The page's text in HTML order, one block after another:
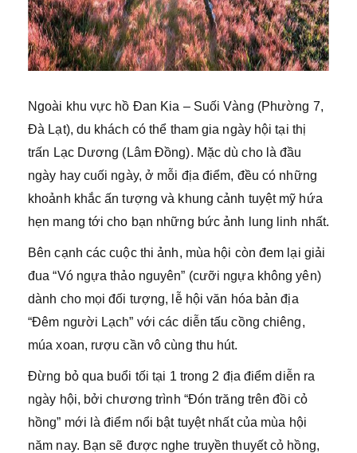
Ngoài khu vực hồ Đan Kia – Suối Vàng (Phường 7,
Đà Lạt), du khách có thể tham gia ngày hội tại thị
trấn Lạc Dương (Lâm Đồng). Mặc dù cho là đầu
ngày hay cuối ngày, ở mỗi địa điểm, đều có những
khoảnh khắc ấn tượng và khung cảnh tuyệt mỹ hứa
hẹn mang tới cho bạn những bức ảnh lung linh nhất.
Bên cạnh các cuộc thi ảnh, mùa hội còn đem lại giải
đua “Vó ngựa thảo nguyên” (cưỡi ngựa không yên)
dành cho mọi đối tượng, lễ hội văn hóa bản địa
“Đêm người Lạch” với các diễn tấu cồng chiêng,
múa xoan, rượu cần vô cùng thu hút.
Đừng bỏ qua buổi tối tại 1 trong 2 địa điểm diễn ra
ngày hội, bởi chương trình “Đón trăng trên đồi cỏ
hồng” mới là điểm nổi bật tuyệt nhất của mùa hội
năm nay. Bạn sẽ được nghe truyền thuyết cỏ hồng,